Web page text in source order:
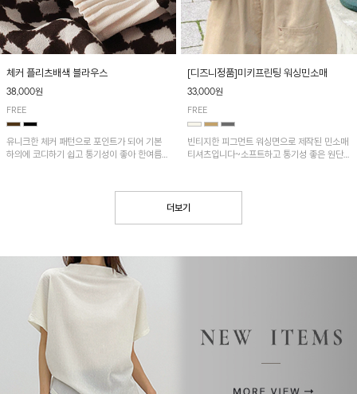
체커 플리츠배색 블라우스
38,000원
FREE
유니크한 체커 패턴으로 포인트가 되어 기본
하의에 코디하기 쉽고 통기성이 좋아 한여름에
[디즈니정품]미키프린팅 워싱민소매
33,000원
FREE
빈티지한 피그먼트 워싱면으로 제작된 민소매
티셔츠입니다~소프트하고 통기성 좋은 원단
더보기